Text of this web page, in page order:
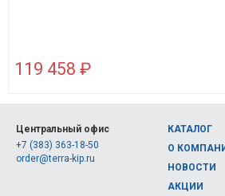
119 458 ₽
Центральный офис
+7 (383) 363-18-50
order@terra-kip.ru
КАТАЛОГ
О
НОВОСТИ
АКЦИИ